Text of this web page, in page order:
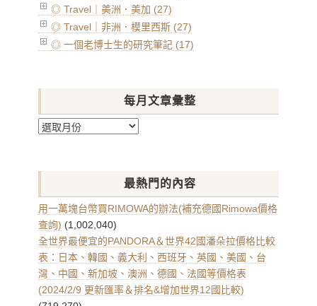
◎ Travel｜美洲．美加 (27)
◎ Travel｜非洲．模里西斯 (27)
◎ 一個老博士生的研究筆記 (17)
每月文章彙整
每
章
整
最熱門的內容
用一萬塊台幣買RIMOWA的辦法(補充德國Rimowa價格
查詢) (1,002,040)
全世界最便宜的PANDORA＆世界42國潘朵拉價格比較
表：日本、韓國、義大利、西班牙、英國、美國、台
灣、中國、新加坡、澳洲、德國、法國等價格表
(2024/2/9 更新匯率＆排名&增加世界12國比較)